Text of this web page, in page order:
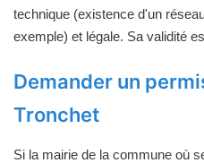
technique (existence d'un
exemple) et légale. Sa validité
Demander un
Tronchet
Si la mairie de la commune où